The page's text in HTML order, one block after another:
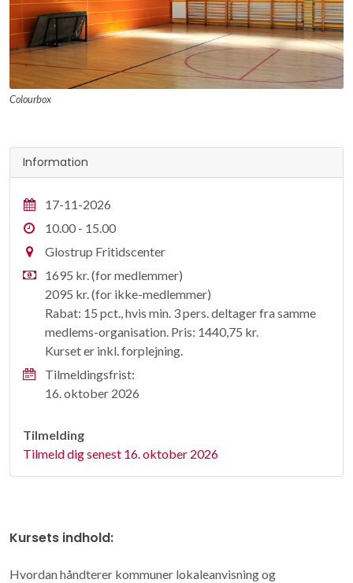
Colourbox
Information
17-11-2026
10.00 - 15.00
Glostrup Fritidscenter
1695 kr. (for medlemmer)
2095 kr. (for ikke-medlemmer)
Rabat: 15 pct., hvis min. 3 pers. deltager fra samme
medlems-organisation. Pris: 1440,75 kr.
Kurset er inkl. forplejning.
Tilmeldingsfrist:
16. oktober 2026
Tilmelding
Tilmeld dig senest 16. oktober 2026
Kursets indhold:
Hvordan håndterer kommuner lokaleanvisning og